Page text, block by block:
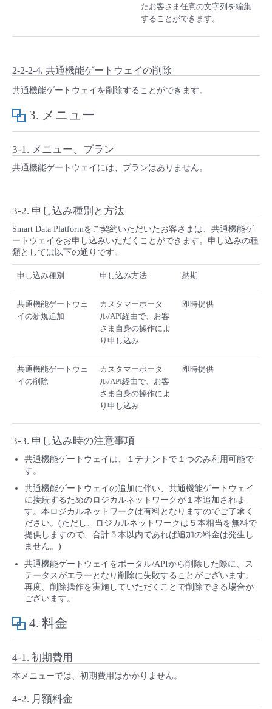
たお客さま任意の文字列を編集
することができます。
2-2-2-4. 共通機能ゲートウェイの削除
共通機能ゲートウェイを削除することができます。
3. メニュー
3-1. メニュー、プラン
共通機能ゲートウェイには、プランはありません。
3-2. 申し込み種別と方法
Smart Data Platformをご契約いただいたお客さまは、共通機能ゲ
ートウェイをお申し込みいただくことができます。申し込みの種
類としては以下の通りです。
申し込み種別 申し込み方法 納期
共通機能ゲートウェ
イの新規追加
カスタマーポータ
ル/API経由で、お客
さま自身の操作によ
り申し込み
即時提供
共通機能ゲートウェ
イの削除
カスタマーポータ
ル/API経由で、お客
さま自身の操作によ
り申し込み
即時提供
3-3. 申し込み時の注意事項
共通機能ゲートウェイは、１テナントで１つのみ利用可能で
す。
共通機能ゲートウェイの追加に伴い、共通機能ゲートウェイ
に接続するためのロジカルネットワークが１本追加されま
す。本ロジカルネットワークは有料となりますのでご了承く
ださい。(ただし、ロジカルネットワークは５本相当を無料で
提供しますので、合計５本以内であれば追加の料金は発生し
ません。)
共通機能ゲートウェイをポータル/APIから削除した際に、ス
テータスがエラーとなり削除に失敗することがございます。
再度、削除操作を実施していただくことで削除できる場合が
ございます。
4. 料金
4-1. 初期費用
本メニューでは、初期費用はかかりません。
4-2. 月額料金